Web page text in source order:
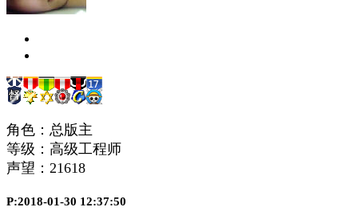
角色：总版主
等级：高级工程师
声望： 21618
P:2018-01-30 12:37:50